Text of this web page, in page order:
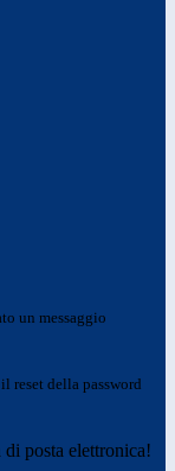
un messaggio
reset della password
posta elettronica!